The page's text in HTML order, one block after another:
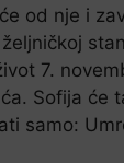
od nje i
7.
Sofija će
samo: